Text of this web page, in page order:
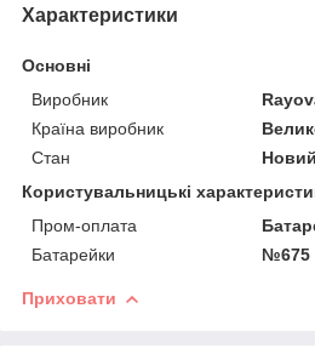
Характеристики
Основні
Виробник
Країна виробник
Стан
Новий
Користувальницькі
Пром-оплата
Батарейки
№675
Приховати